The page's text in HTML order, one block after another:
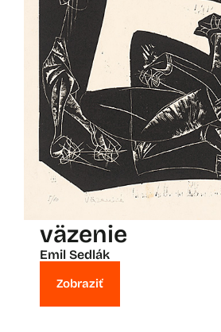
väzenie
Emil Sedlák
Zobraziť